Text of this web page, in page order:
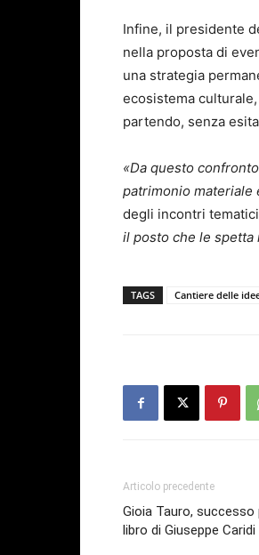
Infine, il presidente
nella proposta di
una strategia
ecosistema
partendo, senza
«Da questo
patrimonio materiale
degli incontri
il posto che le spetta
TAGS Cantiere delle
Articolo precedente
Gioia Tauro,
libro di Giuseppe Caridi